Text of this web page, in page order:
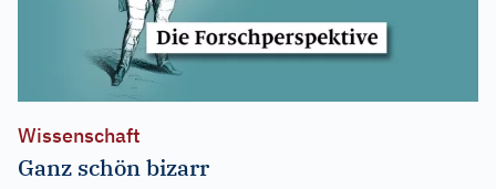
Wissenschaft
Ganz schön bizarr